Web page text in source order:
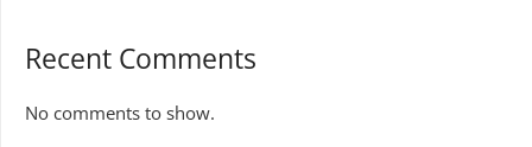
Recent Comments
No comments to show.